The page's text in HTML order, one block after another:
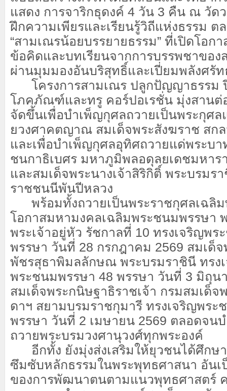
แสดง การจาริกธุดงค์ 4 วัน 3 คืน ณ วัด
ฝึกความเพียรและเรียนรู้วิถีแห่งธรรม ต
“สามเณรน้อยบรรยายธรรม” ที่เปิดโอก
ข้อคิดและบทเรียนจากการบรรพชาของ
ผ่านมุมมองอันบริสุทธิ์และเปี่ยมพลังศรัท
โครงการสามเณร ปลูกปัญญาธรรม ปี
โภคภัณฑ์และทรู คอร์ปอเรชั่น มุ่งสานต่
จัดขึ้นเพื่อบำเพ็ญกุศลถวายเป็นพระกุศล
ยวงศาคตญาณ สมเด็จพระสังฆราช สก
และเพื่อบำเพ็ญกุศลอุทิศถวายแด่พระบา
ชนกาธิเบศร มหาภูมิพลอดุลยเดชมหา
และสมเด็จพระนางเจ้าสิริกิติ์ พระบรมร
ราชชนนีพันปีหลวง
พร้อมทั้งถวายเป็นพระราชกุศลเฉลิม
โอกาสมหามงคลเฉลิมพระชนมพรรษา
พระเจ้าอยู่หัว รัชกาลที่ 10 ทรงเจริญพร
พรรษา วันที่ 28 กรกฎาคม 2569 สมเด็จ
พัชรสุธาพิมลลักษณ พระบรมราชินี ทรง
พระชนมพรรษา 48 พรรษา วันที่ 3 มิถุน
สมเด็จพระกนิษฐาธิราชเจ้า กรมสมเด็จ
ดาฯ สยามบรมราชกุมารี ทรงเจริญพระ
พรรษา วันที่ 2 เมษายน 2569 ตลอดจน
ถวายพระบรมวงศานุวงศ์ทุกพระองค์
อีกทั้ง ยังมุ่งส่งเสริมให้ยุวชนได้ศึกษ
ซึมซับหลักธรรมในพระพุทธศาสนา อัน
ของการพัฒนาตนตามแนวพุทธศาสตร์